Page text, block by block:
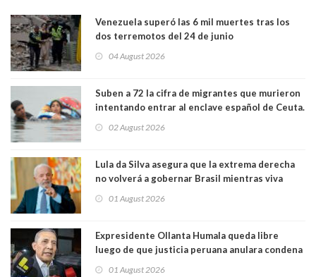
Venezuela superó las 6 mil muertes tras los
dos terremotos del 24 de junio
04 August 2026
Suben a 72 la cifra de migrantes que murieron
intentando entrar al enclave español de Ceuta.
02 August 2026
Lula da Silva asegura que la extrema derecha
no volverá a gobernar Brasil mientras viva
01 August 2026
Expresidente Ollanta Humala queda libre
luego de que justicia peruana anulara condena
01 August 2026